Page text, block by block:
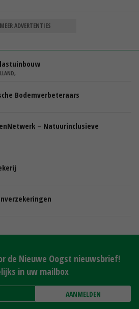
MEER ADVERTENTIES
Bodemverbeteraars
– Natuurinclusieve
de Nieuwe Oogst nieuwsbrief!
in uw mailbox
AANMELDEN